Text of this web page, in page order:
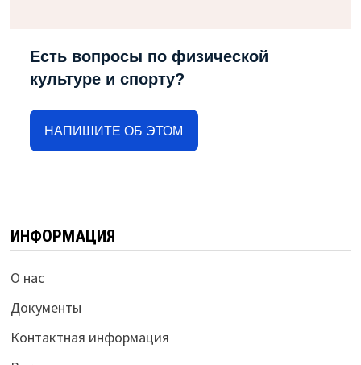
Есть вопросы по физической
культуре и спорту?
НАПИШИТЕ ОБ ЭТОМ
ИНФОРМАЦИЯ
О нас
Документы
Контактная информация